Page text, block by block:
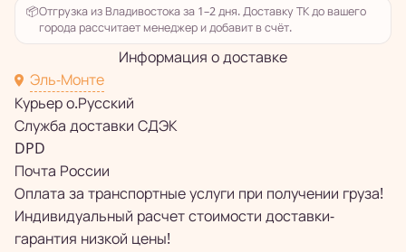
📦Отгрузка из Владивостока за 1–2 дня. Доставку ТК до вашего
города рассчитает менеджер и добавит в счёт.
Информация о доставке
Эль-Монте
Курьер о.Русский
Служба доставки СДЭК
DPD
Почта России
Оплата за транспортные услуги при получении груза!
Индивидуальный расчет стоимости доставки-
гарантия низкой цены!